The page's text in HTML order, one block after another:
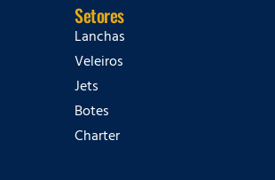
Setores
Lanchas
Veleiros
Jets
Botes
Charter